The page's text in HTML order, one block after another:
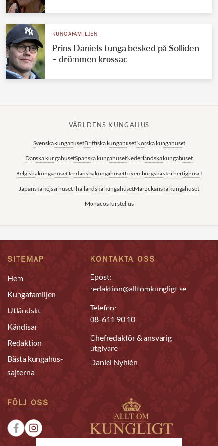
KUNGAFAMILJEN
Prins Daniels tunga besked på Solliden
– drömmen krossad
VÄRLDENS KUNGAHUS
Svenska kungahusetBrittiska kungahusetNorska kungahuset
Danska kungahusetSpanska kungahusetNederländska kungahuset
Belgiska kungahusetJordanska kungahusetLuxemburgska storhertighuset
Japanska kejsarhusetThailändska kungahusetMarockanska kungahuset
Monacos furstehus
SITEMAP
Hem
Kungafamiljen
Utländskt
Kändisar
Redaktion
Bästa kungahus-
sajterna
KONTAKTA OSS
Epost:
redaktion@alltomkungligt.se
Telefon:
08-611 90 10
Chefredaktör & ansvarig
utgivare
Daniel Nyhlén
FÖLJ OSS